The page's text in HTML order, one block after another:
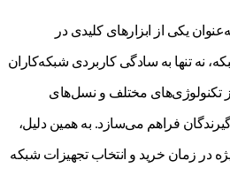
یکی از ابزارهای کلیدی در
نه تنها به سادگی کاربردی شبکه‌کاران
تکنولوژی‌های مختلف و نسل‌های
فراهم می‌سازد. به همین دلیل،
در زمان خرید و انتخاب تجهیزات شبکه